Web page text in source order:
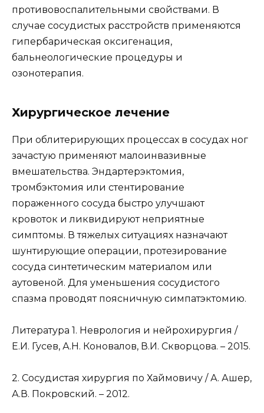
противовоспалительными свойствами. В
случае сосудистых расстройств применяются
гипербарическая оксигенация,
бальнеологические процедуры и
озонотерапия.
Хирургическое лечение
При облитерирующих процессах в сосудах ног
зачастую применяют малоинвазивные
вмешательства. Эндартерэктомия,
тромбэктомия или стентирование
пораженного сосуда быстро улучшают
кровоток и ликвидируют неприятные
симптомы. В тяжелых ситуациях назначают
шунтирующие операции, протезирование
сосуда синтетическим материалом или
аутовеной. Для уменьшения сосудистого
спазма проводят поясничную симпатэктомию.
Литература 1. Неврология и нейрохирургия /
Е.И. Гусев, А.Н. Коновалов, В.И. Скворцова. – 2015.
2. Сосудистая хирургия по Хаймовичу / А. Ашер,
А.В. Покровский. – 2012.